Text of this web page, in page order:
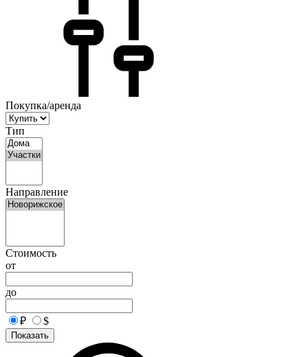
Покупка/аренда
Тип
Направление
Стоимость
от
до
₽ $
Показать